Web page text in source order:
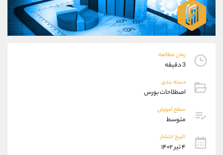
زمان مطالعه
3 دقیقه
دسته بندی
اصطلاحات بورس
سطح آموزش
متوسط
تاریخ انتشار
۴ تیر ۱۴۰۲
09304891085
واتساپ شروع گفتگو
تلگرام @Armteam_admin_103
پشتیبان فروش
موبایل
واتساپ
داخلی
اطلاعات تماس